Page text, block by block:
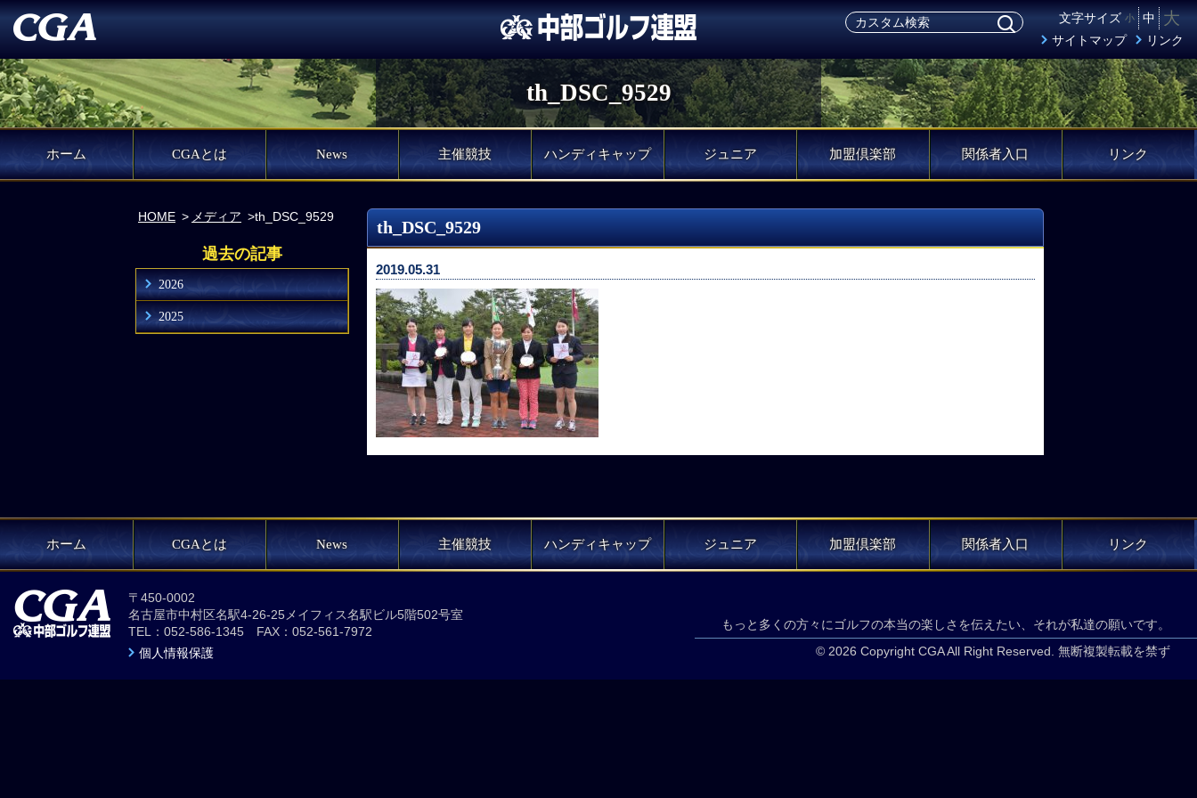
文字サイズ 小 中 大
サイトマップ リンク
th_DSC_9529
ホーム CGAとは News 主催競技 ハンディキャップ ジュニア 加盟倶楽部 関係者入口 リンク
HOME メディア th_DSC_9529
過去の記事
2026
2025
th_DSC_9529
2019.05.31
ホーム CGAとは News 主催競技 ハンディキャップ ジュニア 加盟倶楽部 関係者入口 リンク
〒450-0002
名古屋市中村区名駅4-26-25メイフィス名駅ビル5階502号室
TEL：052-586-1345 FAX：052-561-7972
個人情報保護
もっと多くの方々にゴルフの本当の楽しさを伝えたい、それが私達の願いです。
© 2026 Copyright CGA All Right Reserved. 無断複製転載を禁ず